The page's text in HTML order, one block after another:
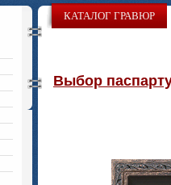
КАТАЛОГ ГРАВЮР
Выбор